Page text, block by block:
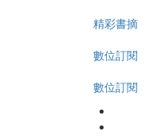
精彩書摘
數位訂閱
數位訂閱